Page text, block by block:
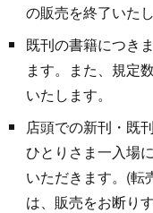
の販売を終了いたし
既刊の書籍につき
ます。また、規定
いたします。
店頭での新刊・既
ひとりさま一入場
いただきます。(転
は、販売をお断り